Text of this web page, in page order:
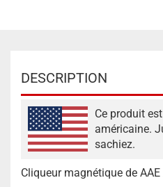
DESCRIPTION
Ce produit
américaine.
sachiez.
Cliqueur magnétique de